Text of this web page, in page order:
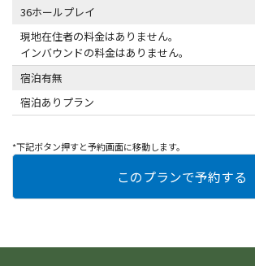
36ホールプレイ
現地在住者の料金はありません。
インバウンドの料金はありません。
宿泊有無
宿泊ありプラン
*下記ボタン押すと予約画面に移動します。